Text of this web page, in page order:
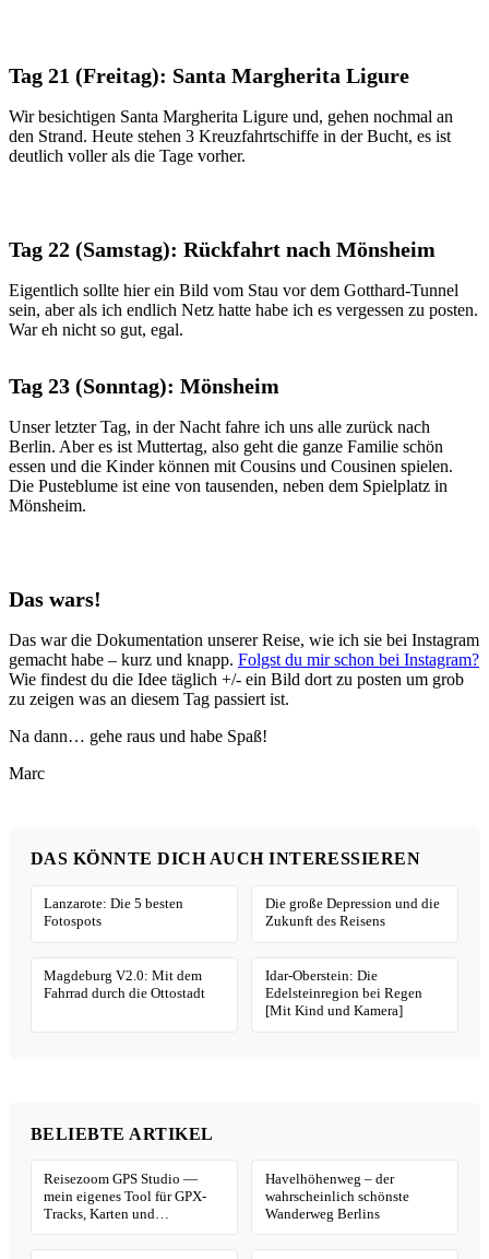
Tag 21 (Freitag): Santa Margherita Ligure
Wir besichtigen Santa Margherita Ligure und, gehen nochmal an
den Strand. Heute stehen 3 Kreuzfahrtschiffe in der Bucht, es ist
deutlich voller als die Tage vorher.
Tag 22 (Samstag): Rückfahrt nach Mönsheim
Eigentlich sollte hier ein Bild vom Stau vor dem Gotthard-Tunnel
sein, aber als ich endlich Netz hatte habe ich es vergessen zu posten.
War eh nicht so gut, egal.
Tag 23 (Sonntag): Mönsheim
Unser letzter Tag, in der Nacht fahre ich uns alle zurück nach
Berlin. Aber es ist Muttertag, also geht die ganze Familie schön
essen und die Kinder können mit Cousins und Cousinen spielen.
Die Pusteblume ist eine von tausenden, neben dem Spielplatz in
Mönsheim.
Das wars!
Das war die Dokumentation unserer Reise, wie ich sie bei Instagram
gemacht habe – kurz und knapp. Folgst du mir schon bei Instagram?
Wie findest du die Idee täglich +/- ein Bild dort zu posten um grob
zu zeigen was an diesem Tag passiert ist.
Na dann… gehe raus und habe Spaß!
Marc
DAS KÖNNTE DICH AUCH INTERESSIEREN
Lanzarote: Die 5 besten
Fotospots
Die große Depression und die
Zukunft des Reisens
Magdeburg V2.0: Mit dem
Fahrrad durch die Ottostadt
Idar-Oberstein: Die
Edelsteinregion bei Regen
[Mit Kind und Kamera]
BELIEBTE ARTIKEL
Reisezoom GPS Studio —
mein eigenes Tool für GPX-
Tracks, Karten und
Havelhöhenweg – der
wahrscheinlich schönste
Wanderweg Berlins